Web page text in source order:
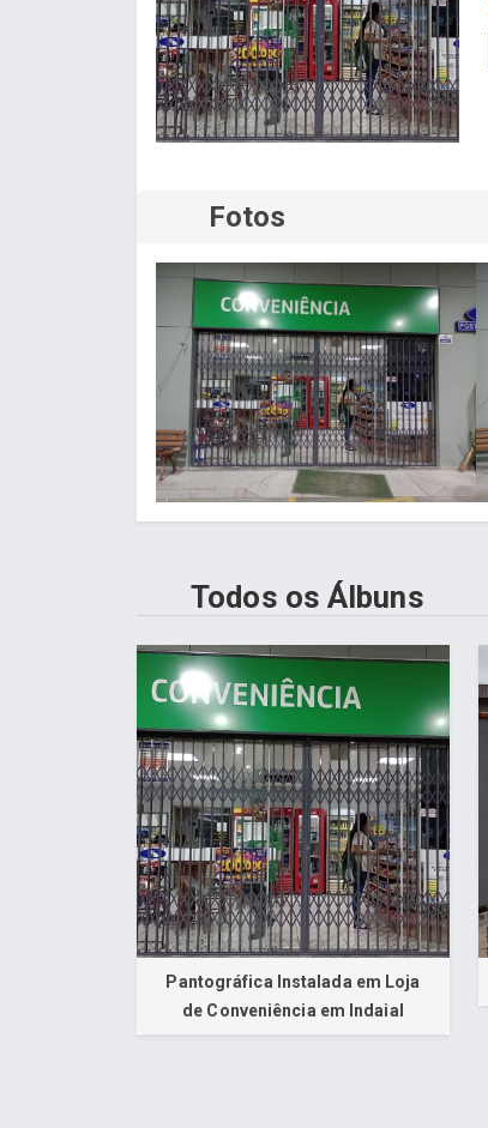
Fotos
Todos os Álbuns
Pantográfica Instalada em Loja
de Conveniência em Indaial